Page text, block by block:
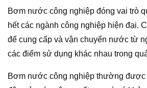
Bơm nước công nghiệp đóng vai trò
hết các ngành công nghiệp hiện đại.
để cung cấp và vận chuyển nước từ
các điểm sử dụng khác nhau trong
Bơm nước công nghiệp thường được